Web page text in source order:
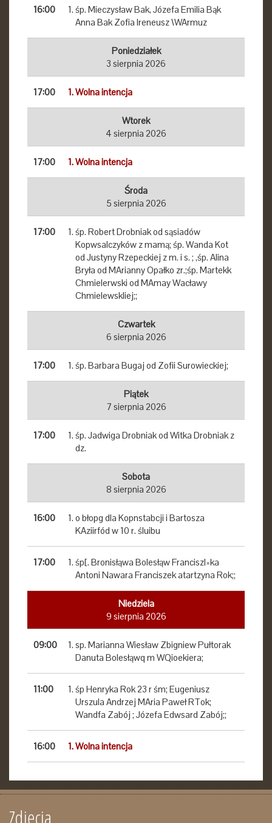
16:00
śp. Mieczysław Bak, Józefa Emilia Bąk
Anna Bak Zofia Ireneusz \WArmuz
Poniedziałek
3 sierpnia 2026
17:00 Wolna intencja
Wtorek
4 sierpnia 2026
17:00 Wolna intencja
Środa
5 sierpnia 2026
17:00
śp. Robert Drobniak od sąsiadów
Kopwsalczyków z mamą; śp. Wanda Kot
od Justyny Rzepeckiej z m. i s. ; ,śp. Alina
Bryła od MArianny Opałko zr.;śp. Martekk
Chmielerwski od MAmay Wacławy
Chmielewskliej;;
Czwartek
6 sierpnia 2026
17:00 śp. Barbara Bugaj od Zofii Surowieckiej;
Piątek
7 sierpnia 2026
17:00
śp. Jadwiga Drobniak od Witka Drobniak z
dz.
Sobota
8 sierpnia 2026
16:00
o błopg dla Kopnstabcji i Bartosza
KAziirfód w 10 r. śluibu
17:00
śp[. Bronisłąwa Bolesłąw Franciszl=ka
Antoni Nawara Franciszek atartzyna Rok;;
Niedziela
9 sierpnia 2026
09:00
sp. Marianna Wiesław Zbigniew Pułtorak
Danuta Bolesłąwq m WQioekiera;
11:00
śp Henryka Rok 23 r śm; Eugeniusz
Urszula Andrzej MAria Paweł RTok;
Wandfa Zabój ; Józefa Edwsard Zabój;;
16:00 Wolna intencja
Zdjęcia